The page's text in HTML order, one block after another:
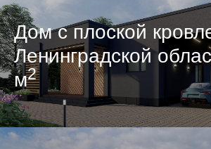
Дом с плоской
Ленинградской
м2